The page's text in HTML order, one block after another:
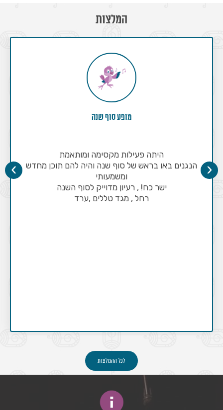
המלצות
מופע סוף שנה
היתה פעילות מקסימה ומותאמת
הנגנים באו בראש של סוף שנה והיה להם תוכן מחדש
ומשמעותי
ישר כח! , רעיון מדוייק לסוף השנה
רחל , מגד טללים ,ערד
‹
›
לכל ההמלצות